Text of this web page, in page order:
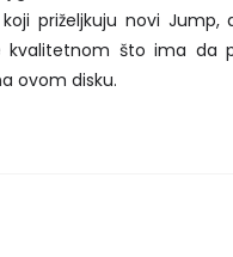
priželjkuju novi
kvalitetnom što ima da
ovom disku.